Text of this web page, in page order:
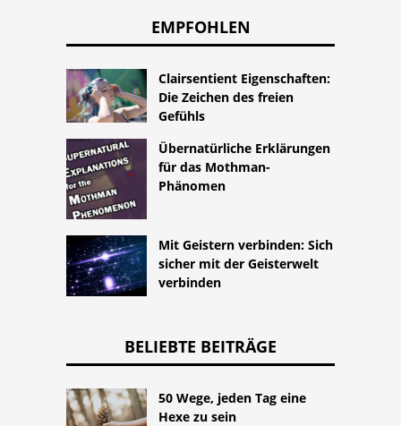
EMPFOHLEN
Clairsentient Eigenschaften:
Die Zeichen des freien
Gefühls
Übernatürliche Erklärungen
für das Mothman-
Phänomen
Mit Geistern verbinden: Sich
sicher mit der Geisterwelt
verbinden
BELIEBTE BEITRÄGE
50 Wege, jeden Tag eine
Hexe zu sein